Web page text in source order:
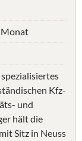
Monat
Kfz-
und
hält die
Sitz in Neuss